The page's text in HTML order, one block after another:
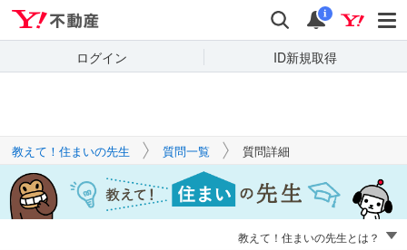
検索 通知
i
ログイン ID新規取得
キーワードで
質問を探す
教えて！住まいの先生 質問一覧 質問詳細
教えて！住まいの先生とは？